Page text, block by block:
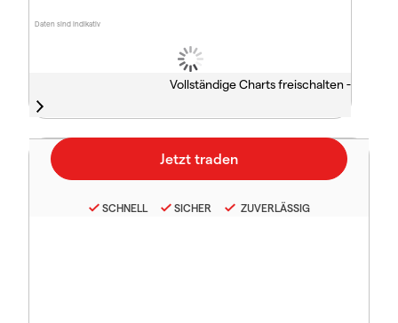
Daten sind indikativ
Vollständige Charts freischalten -
SCHNELL SICHER ZUVERLÄSSIG